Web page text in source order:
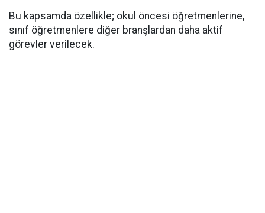
Bu kapsamda özellikle; okul öncesi öğretmenlerine,
sınıf öğretmenlere diğer branşlardan daha aktif
görevler verilecek.